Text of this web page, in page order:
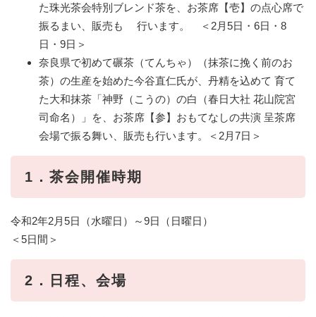
た珠光茶会特別ブレンド茶を、お茶席【壱】の点心席で
振るまい、販売も 行います。 ＜2月5日・6日・8
日・9日＞
奈良県で初めて碾茶（てんちゃ）（抹茶に挽く前のお
茶）の生産を始めた今谷直仁氏が、丹精を込めて 育て
た大和抹茶「神野（こうの）の白（春日大社 花山院宮
司命名）」を、お茶席【参】おもてなしの共演 呈茶席
会場で振る舞い、販売も行います。＜2月7日＞
1．茶会開催時期
令和2年2月5日（水曜日）～9日（日曜日）
＜5日間＞
2．日程、会場